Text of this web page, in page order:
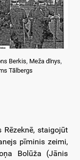
Berkis, Meža dīnys,
Tālbergs
staigojūt
pīminis zeimi,
Bolūža (Jānis